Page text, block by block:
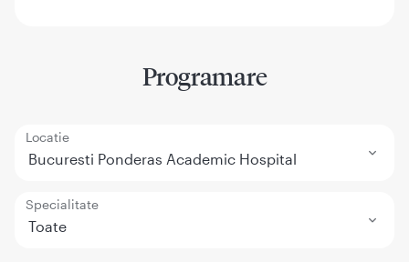
Programare
Locatie
Bucuresti Ponderas Academic Hospital
Specialitate
Toate